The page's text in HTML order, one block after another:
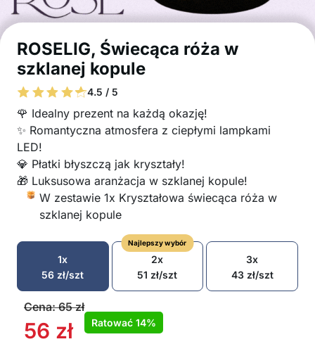
ROSELIG, Świecąca róża w
szklanej kopule
4.5 / 5
🌹 Idealny prezent na każdą okazję!
✨ Romantyczna atmosfera z ciepłymi lampkami
LED!
💎 Płatki błyszczą jak kryształy!
🎁 Luksusowa aranżacja w szklanej kopule!
W zestawie 1x Kryształowa świecąca róża w
szklanej kopule
1x
56 zł/szt
Najlepszy wybór
2x
51 zł/szt
3x
43 zł/szt
Cena:65zł
56 zł Ratować 14%